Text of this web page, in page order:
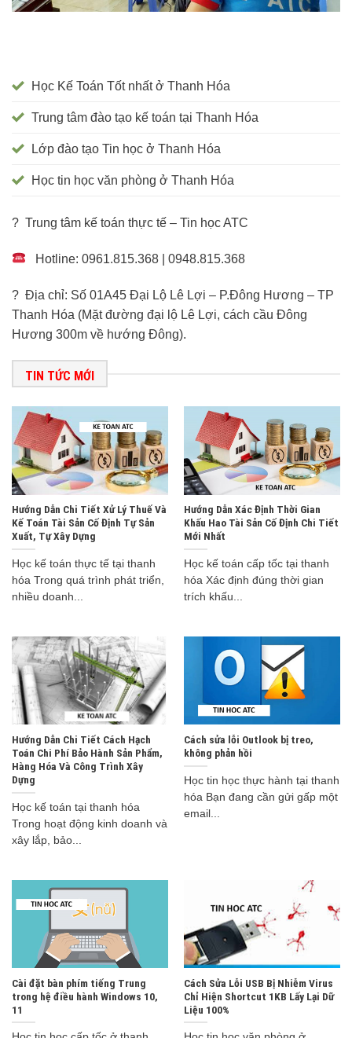
Học Kế Toán Tốt nhất ở Thanh Hóa
Trung tâm đào tạo kế toán tại Thanh Hóa
Lớp đào tạo Tin học ở Thanh Hóa
Học tin học văn phòng ở Thanh Hóa
? Trung tâm kế toán thực tế – Tin học ATC
Hotline: 0961.815.368 | 0948.815.368
? Địa chỉ: Số 01A45 Đại Lộ Lê Lợi – P.Đông Hương – TP
Thanh Hóa (Mặt đường đại lộ Lê Lợi, cách cầu Đông
Hương 300m về hướng Đông).
TIN TỨC MỚI
Hướng Dẫn Chi Tiết Xử Lý Thuế Và
Kế Toán Tài Sản Cố Định Tự Sản
Xuất, Tự Xây Dựng
Học kế toán thực tế tại thanh
hóa Trong quá trình phát triển,
nhiều doanh...
Hướng Dẫn Xác Định Thời Gian
Khấu Hao Tài Sản Cố Định Chi Tiết
Mới Nhất
Học kế toán cấp tốc tại thanh
hóa Xác định đúng thời gian
trích khấu...
Hướng Dẫn Chi Tiết Cách Hạch
Toán Chi Phí Bảo Hành Sản Phẩm,
Hàng Hóa Và Công Trình Xây
Dựng
Học kế toán tại thanh hóa
Trong hoạt động kinh doanh và
xây lắp, bảo...
Cách sửa lỗi Outlook bị treo,
không phản hồi
Học tin học thực hành tại thanh
hóa Bạn đang cần gửi gấp một
email...
Cài đặt bàn phím tiếng Trung
trong hệ điều hành Windows 10,
11
Cách Sửa Lỗi USB Bị Nhiễm Virus
Chỉ Hiện Shortcut 1KB Lấy Lại Dữ
Liệu 100%